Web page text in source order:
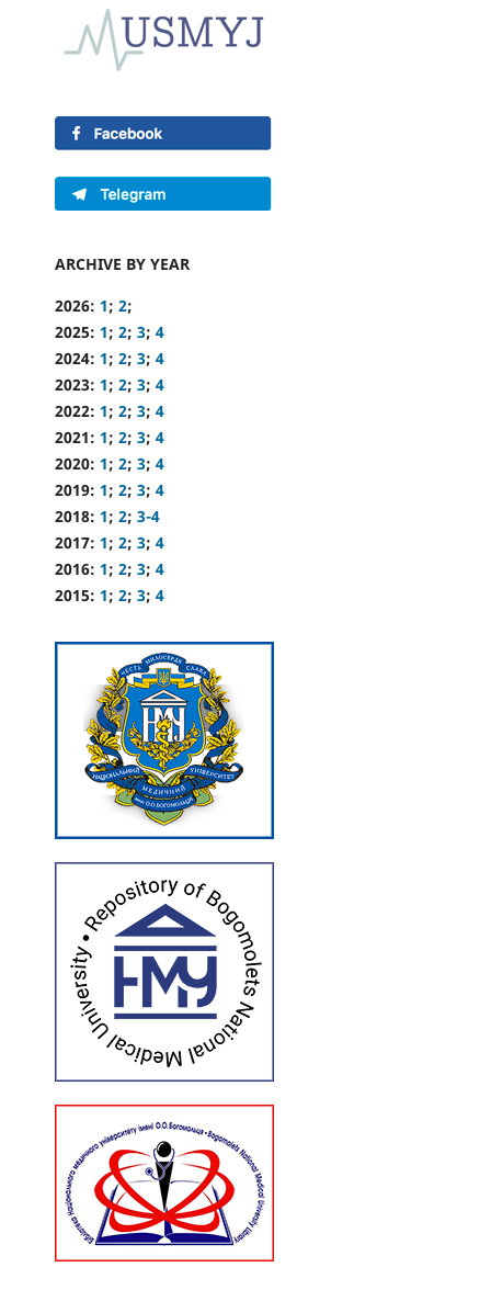
ARCHIVE BY YEAR
2026: 1; 2;
2025: 1; 2; 3; 4
2024: 1; 2; 3; 4
2023: 1; 2; 3; 4
2022: 1; 2; 3; 4
2021: 1; 2; 3; 4
2020: 1; 2; 3; 4
2019: 1; 2; 3; 4
2018: 1; 2; 3-4
2017: 1; 2; 3; 4
2016: 1; 2; 3; 4
2015: 1; 2; 3; 4